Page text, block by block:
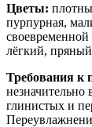
Цветы:
пурпурная,
лёгкий,
Требования к
глинистых и